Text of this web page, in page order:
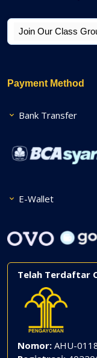
Payment Method
Bank Transfer
E-Wallet
Telah Terdaftar
Nomor: AHU-